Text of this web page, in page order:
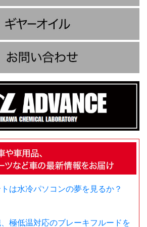
は水冷パソコンの夢を見るか？
極低温対応のブレーキフルードを